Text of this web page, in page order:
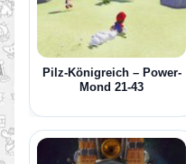
Pilz-Königreich – Power-
Mond 21-43